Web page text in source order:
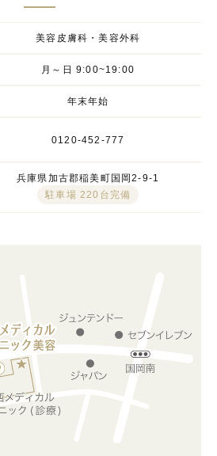
美容皮膚科・美容外科
月～日 9:00~19:00
年末年始
0120-452-777
兵庫県加古郡稲美町国岡2-9-1
駐車場 220台完備